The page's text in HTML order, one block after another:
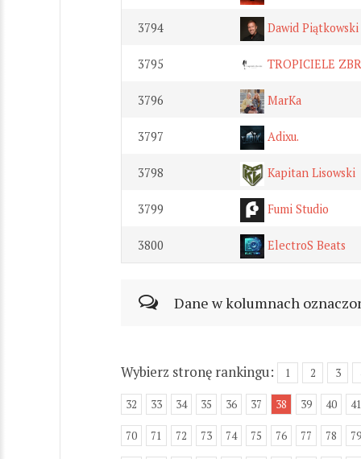
3794 Dawid Piątkowski
3795 TROPICIELE
3796 MarKa
3797 Adixu.
3798 Kapitan Lisowski
3799 Fumi Studio
3800 ElectroS Beats
Dane w kolumnach
Wybierz stronę rankingu: 1 2 3
32 33 34 35 36 37 38 39 40 41
70 71 72 73 74 75 76 77 78 79